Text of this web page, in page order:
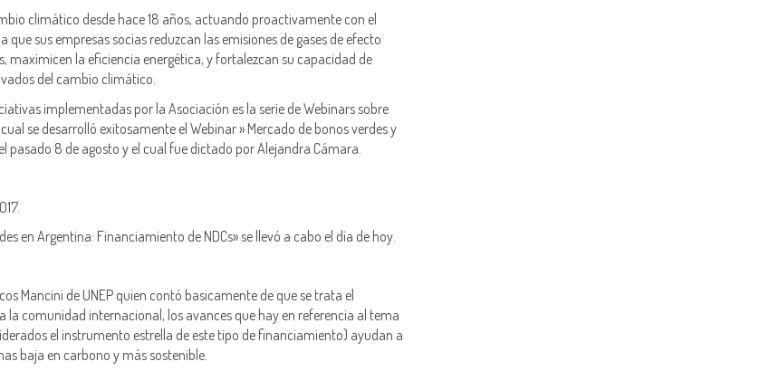
climático desde hace 18 años, actuando proactivamente con el
sus empresas socias reduzcan las emisiones de gases de efecto
maximicen la eficiencia energética, y fortalezcan su capacidad de
del cambio climático.
implementadas por la Asociación es la serie de Webinars sobre
se desarrolló exitosamente el Webinar » Mercado de bonos verdes y
pasado 8 de agosto y el cual fue dictado por Alejandra Cámara.
en Argentina: Financiamiento de NDCs» se llevó a cabo el día de hoy.
Mancini de UNEP quien contó basicamente de que se trata el
la comunidad internacional, los avances que hay en referencia al tema
el instrumento estrella de este tipo de financiamiento) ayudan a
baja en carbono y más sostenible.